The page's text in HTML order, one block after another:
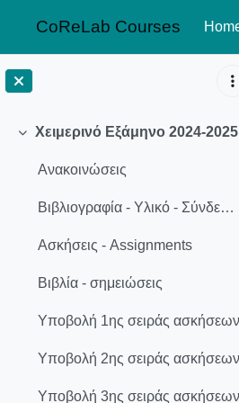
CoReLab Courses
Collapse
Χειμερινό Εξάμηνο 2024-2025
Ανακοινώσεις
Βιβλιογραφία - Υλικό - Σύνδεσμοι
Ασκήσεις - Assignments
Βιβλία - σημειώσεις
Υποβολή 1ης σειράς ασκήσεων
Υποβολή 2ης σειράς ασκήσεων
Υποβολή 3ης σειράς ασκήσεων